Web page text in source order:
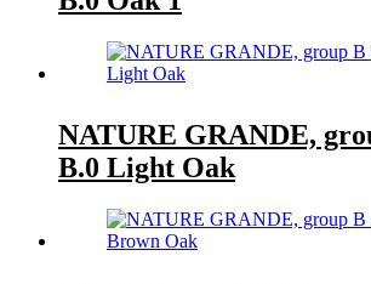
NATURE GRANDE,
B.0 Light Oak